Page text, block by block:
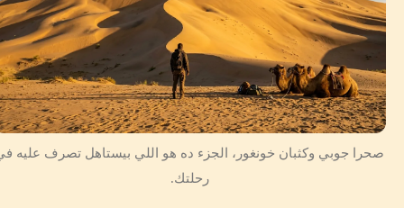
صحرا جوبي وكثبان خونغور، الجزء ده هو اللي بيستاهل تصرف عليه
رحلتك.